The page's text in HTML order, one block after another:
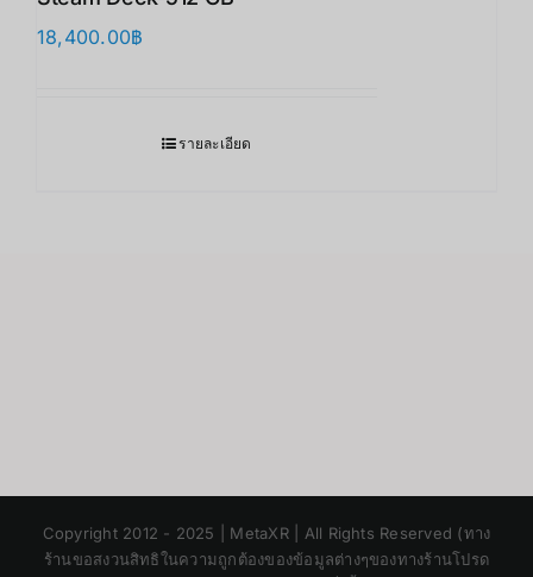
18,400.00฿
รายละเอียด
Copyright 2012 - 2025 | MetaXR | All Rights Reserved (ทาง
ร้านขอสงวนสิทธิในความถูกต้องของข้อมูลต่างๆของทางร้านโปรด